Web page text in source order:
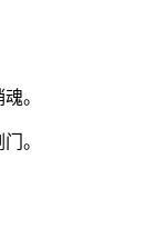
。
。